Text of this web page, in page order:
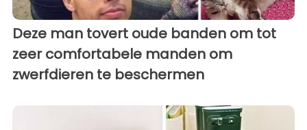
Deze man tovert oude banden om tot
zeer comfortabele manden om
zwerfdieren te beschermen